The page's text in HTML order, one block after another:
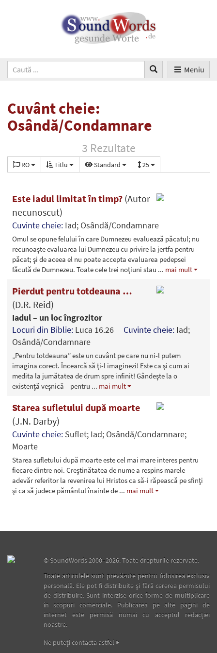
Meniu
Cuvânt cheie:
Osândă/Condamnare
3 Rezultate
RO Titlu Standard 25
Este iadul limitat în timp? (Autor
necunoscut)
Cuvinte cheie: Iad; Osândă/Condamnare
Omul se opune felului în care Dumnezeu evaluează păcatul; nu
recunoaşte evaluarea lui Dumnezeu cu privire la jertfa pentru
păcat; şi de aceea el nu poate accepta evaluarea pedepsei
făcută de Dumnezeu. Toate cele trei noţiuni stau ... mai mult
Pierdut pentru totdeauna …
(D.R. Reid)
Iadul – un loc îngrozitor
Locuri din Biblie: Luca 16.26 Cuvinte cheie: Iad;
Osândă/Condamnare
„Pentru totdeauna” este un cuvânt pe care nu ni-l putem
imagina corect. Încearcă să ţi-l imaginezi! Este ca şi cum ai
medita la jumătatea de drum spre infinit! Gândeşte la o
existenţă veşnică – pentru ... mai mult
Starea sufletului după moarte
(J.N. Darby)
Cuvinte cheie: Suflet; Iad; Osândă/Condamnare;
Moarte
Starea sufletului după moarte este cel mai mare interes pentru
fiecare dintre noi. Creştinătatea de nume a respins marele
adevăr referitor la revenirea lui Hristos ca să-i răpească pe sfinţi
şi ca să judece pământul înainte de ... mai mult
©SoundWords2000–2026. Toate drepturile rezervate.
Toate articolele sunt prevăzute pentru folosirea exclusiv
personală. Ele pot fi distribuite şi fără cererea permisului
de distribuire. Sunt interzise orice forme de multiplicare
în scopuri comerciale. Publicarea pe alte pagini de
internet este permisă numai cu acceptul redacţiei
noastre.
Ne puteţi contacta astfel